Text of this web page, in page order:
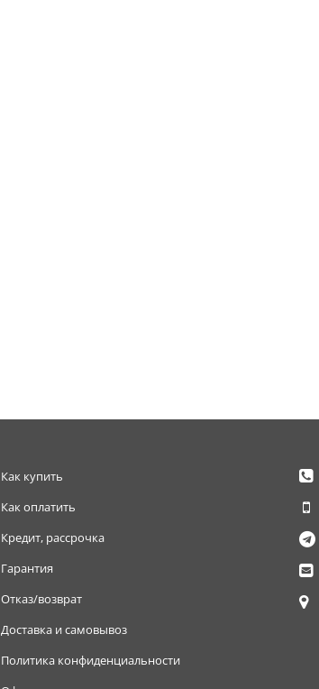
Как купить
Как оплатить
Кредит, рассрочка
Гарантия
Отказ/возврат
Доставка и самовывоз
Политика конфиденциальности